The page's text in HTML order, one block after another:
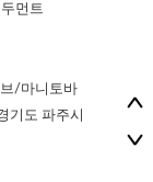
먼트
/마니토바
도 파주시